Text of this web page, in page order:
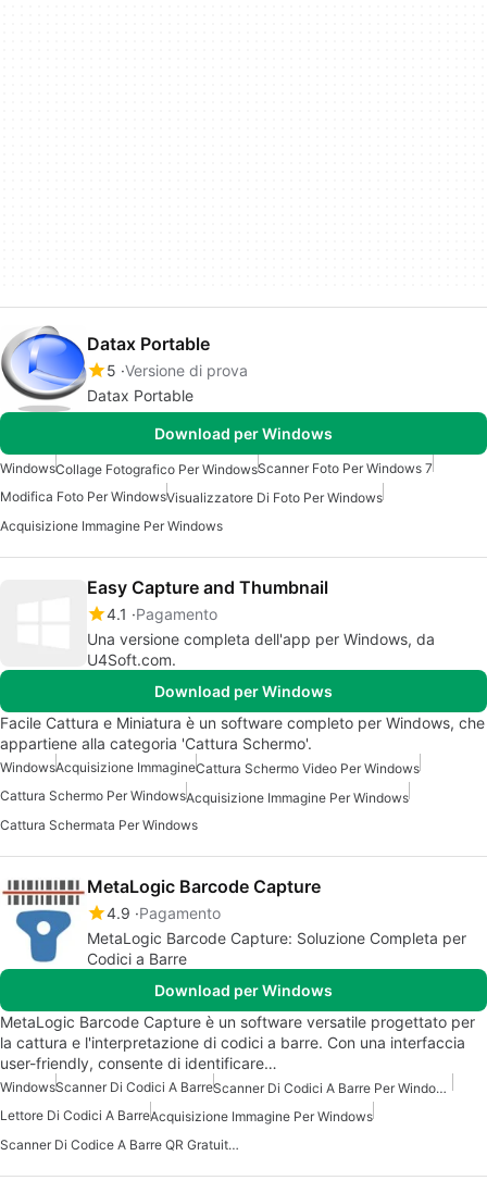
Datax Portable
5 Versione di prova
Datax Portable
Download per Windows
WindowsCollage Fotografico Per WindowsScanner Foto Per Windows 7
Modifica Foto Per WindowsVisualizzatore Di Foto Per Windows
Acquisizione Immagine Per Windows
Easy Capture and Thumbnail
4.1
Pagamento
Una versione completa dell'app per Windows, da
U4Soft.com.
Download per Windows
Facile Cattura e Miniatura è un software completo per Windows, che
appartiene alla categoria 'Cattura Schermo'.
WindowsAcquisizione ImmagineCattura Schermo Video Per Windows
Cattura Schermo Per WindowsAcquisizione Immagine Per Windows
Cattura Schermata Per Windows
MetaLogic Barcode Capture
4.9 Pagamento
MetaLogic Barcode Capture: Soluzione Completa per
Codici a Barre
Download per Windows
MetaLogic Barcode Capture è un software versatile progettato per
la cattura e l'interpretazione di codici a barre. Con una interfaccia
user-friendly, consente di identificare…
WindowsScanner Di Codici A Barre
Scanner Di Codici A Barre Per Windows
Lettore Di Codici A BarreAcquisizione Immagine Per Windows
Scanner Di Codice A Barre QR Gratuito Per Windows